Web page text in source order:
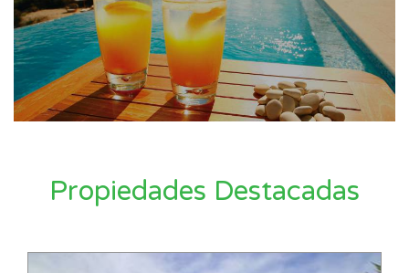
Propiedades Destacadas